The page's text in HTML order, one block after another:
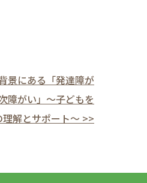
景にある「発達障が
障がい」〜子どもを
解とサポート〜 >>